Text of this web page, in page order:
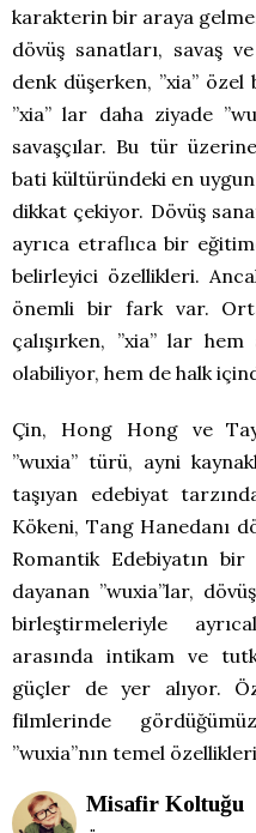
karakterin bir araya
dövüş sanatları, savaş
denk düşerken, ”xia”
”xia” lar daha ziyade
savaşçılar. Bu tür
bati kültüründeki en uygun
dikkat çekiyor. Dövüş
ayrıca etraflıca bir
belirleyici özellikleri.
önemli bir fark var.
çalışırken, ”xia” lar
olabiliyor, hem de halk
Çin, Hong Hong ve
”wuxia” türü, ayni
taşıyan edebiyat
Kökeni, Tang Hanedanı
Romantik Edebiyatın
dayanan ”wuxia”lar,
birleştirmeleriyle
arasında intikam ve
güçler de yer alıyor.
filmlerinde
”wuxia”nın temel
Misafir Koltuğu